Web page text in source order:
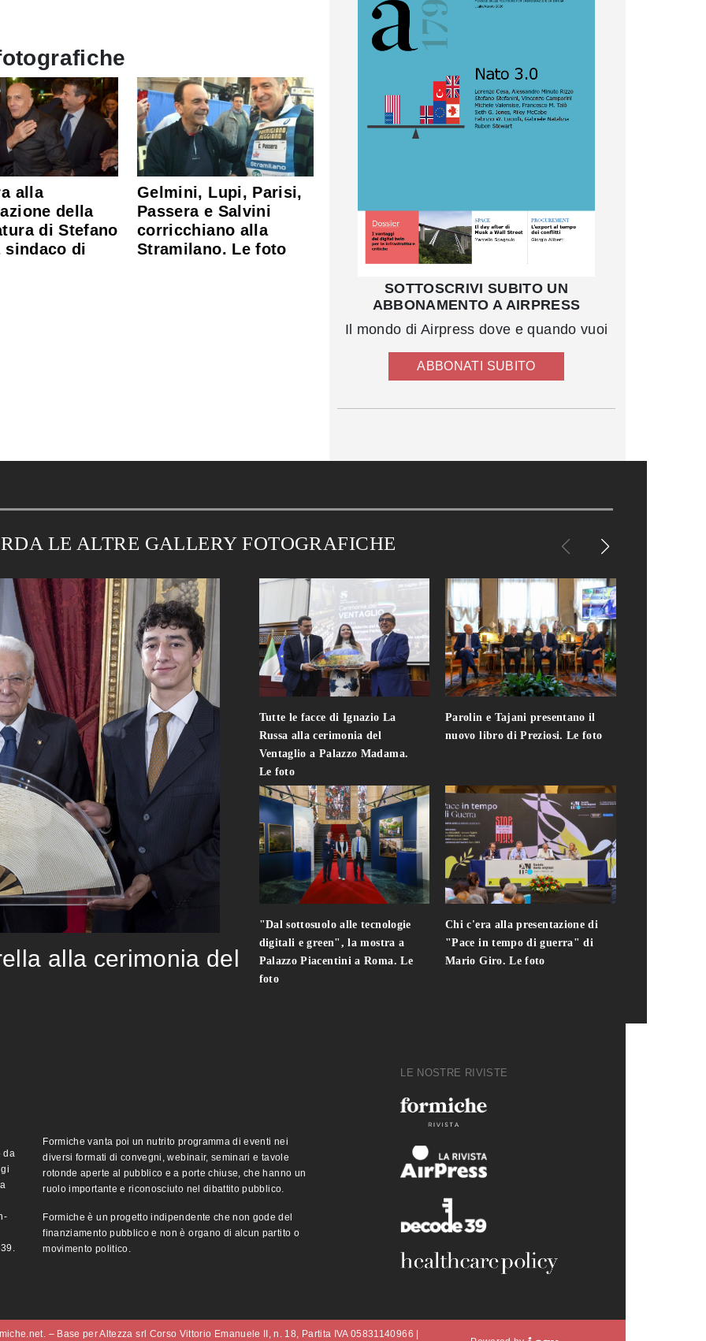
alla
della
di Stefano
sindaco di
Gelmini, Lupi, Parisi,
Passera e Salvini
corricchiano alla
Stramilano. Le foto
SOTTOSCRIVI SUBITO UN
ABBONAMENTO A AIRPRESS
Il mondo di Airpress dove e quando vuoi
ABBONATI SUBITO
LE ALTRE GALLERY FOTOGRAFICHE
alla cerimonia del
Tutte le facce di Ignazio La
Russa alla cerimonia del
Ventaglio a Palazzo Madama.
Le foto
"Dal sottosuolo alle tecnologie
digitali e green", la mostra a
Palazzo Piacentini a Roma. Le
foto
Parolin e Tajani presentano il
nuovo libro di Preziosi. Le foto
Chi c'era alla presentazione di
"Pace in tempo di guerra" di
Mario Giro. Le foto
da
Formiche vanta poi un nutrito programma di eventi nei
diversi formati di convegni, webinair, seminari e tavole
rotonde aperte al pubblico e a porte chiuse, che hanno un
ruolo importante e riconosciuto nel dibattito pubblico.
Formiche è un progetto indipendente che non gode del
finanziamento pubblico e non è organo di alcun partito o
movimento politico.
LE NOSTRE RIVISTE
– Base per Altezza srl Corso Vittorio Emanuele II, n. 18, Partita IVA 05831140966 |